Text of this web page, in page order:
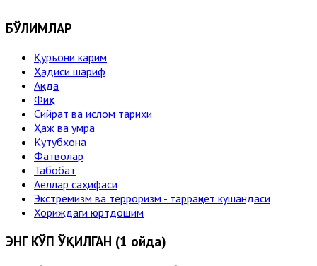
БЎЛИМЛАР
Қуръони карим
Ҳадиси шариф
Ақида
Фиқҳ
Сийрат ва ислом тарихи
Ҳаж ва умра
Кутубхона
Фатволар
Табобат
Аёллар саҳифаси
Экстремизм ва терроризм - тарраққиёт кушандаси
Хориждаги юртдошим
ЭНГ КЎП ЎҚИЛГАН (1 ойда)